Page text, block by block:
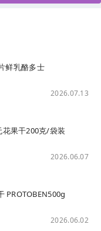
鲜乳酪多士
2026.07.13
果干200克/袋装
2026.06.07
PROTOBEN500g
2026.06.02